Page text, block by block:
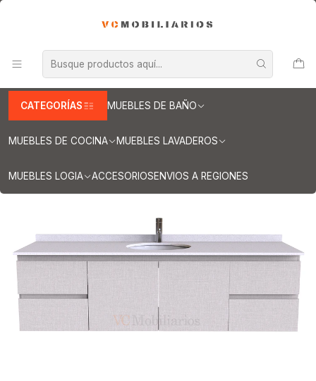
CATEGORÍAS MUEBLES DE BAÑO
MUEBLES DE COCINA MUEBLES LAVADEROS
MUEBLES LOGIA ACCESORIOSENVIOS A REGIONES
Muebles vanitorio aereo - simple
Mueble vanitorios aereo - simple de cuarzo
Muebles vanitorios aereo simple cuarzo / 190 cm
Mueble Vanitorio aereo simple de 190 cm M2-1908 / Giorno